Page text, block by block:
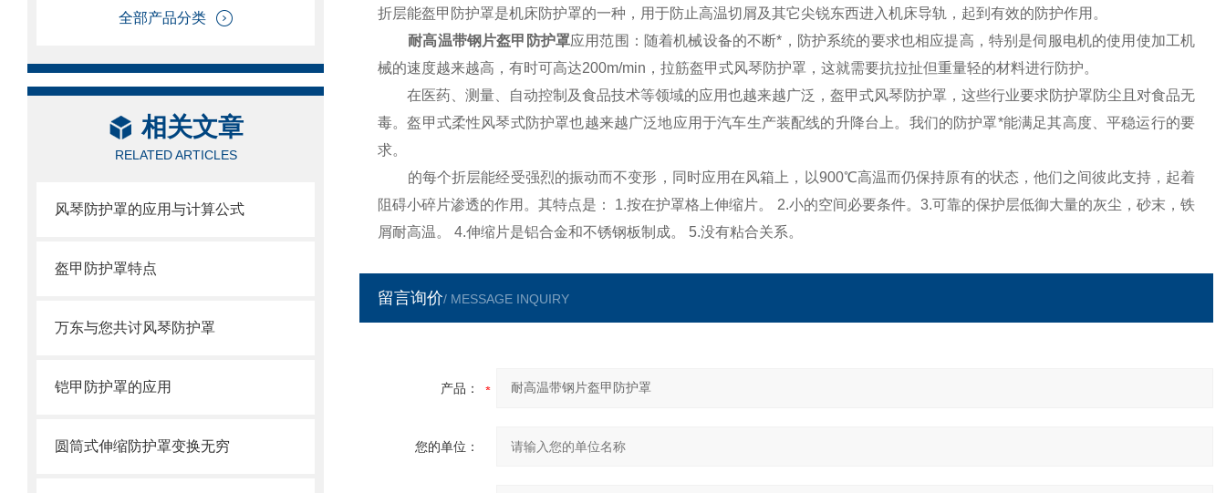
全部产品分类
相关文章
RELATED ARTICLES
风琴防护罩的应用与计算公式
盔甲防护罩特点
万东与您共讨风琴防护罩
铠甲防护罩的应用
圆筒式伸缩防护罩变换无穷
折层能盔甲防护罩是机床防护罩的一种，用于防止高温切屑及其它尖锐东西进入机床导轨，起到有效的防护作用。
耐高温带钢片盔甲防护罩应用范围：随着机械设备的不断*，防护系统的要求也相应提高，特别是伺服电机的使用使加工机
械的速度越来越高，有时可高达200m/min，拉筋盔甲式风琴防护罩，这就需要抗拉扯但重量轻的材料进行防护。
在医药、测量、自动控制及食品技术等领域的应用也越来越广泛，盔甲式风琴防护罩，这些行业要求防护罩防尘且对食品无
毒。盔甲式柔性风琴式防护罩也越来越广泛地应用于汽车生产装配线的升降台上。我们的防护罩*能满足其高度、平稳运行的要
求。
的每个折层能经受强烈的振动而不变形，同时应用在风箱上，以900℃高温而仍保持原有的状态，他们之间彼此支持，起着
阻碍小碎片渗透的作用。其特点是： 1.按在护罩格上伸缩片。 2.小的空间必要条件。3.可靠的保护层低御大量的灰尘，砂末，铁
屑耐高温。 4.伸缩片是铝合金和不锈钢板制成。 5.没有粘合关系。
留言询价/ MESSAGE INQUIRY
产品：
您的单位：